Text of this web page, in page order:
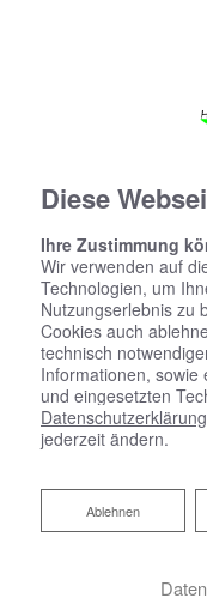
Das ideale
Sie planen einen
Diese
Ihre Zustimmung
Wir verwenden auf
Technologien, um
Nutzungserlebnis zu
Cookies auch
technisch
Informationen, sowie
und eingesetzten
Datenschutzerklärung
jederzeit ändern.
Ablehnen
Ablehnen